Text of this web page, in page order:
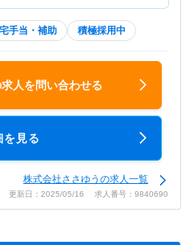
手当・補助 積極採用中
人を問い合わせる
を見る
株式会社ささゆうの求人一覧
更新日：2025/05/16 求人番号：9840690